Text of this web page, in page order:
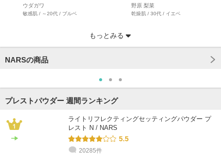
ウダガワ
敏感肌 / ～20代 / ブルベ
野原 梨菜
乾燥肌 / 30代 / イエベ
@cosme STORE スタッフ
@cosme STORE スタッフ
@cosme STORE スタッフ
もっとみる
NARSの商品
プレストパウダー 週間ランキング
ライトリフレクティングセッティングパウダー プ
レスト N / NARS
5.5
20285件